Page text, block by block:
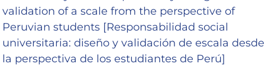
validation of a scale from the perspective of
Peruvian students [Responsabilidad social
universitaria: diseño y validación de escala desde
la perspectiva de los estudiantes de Perú]